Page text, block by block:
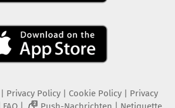
Privacy Policy| Cookie Policy| Privacy
| 2